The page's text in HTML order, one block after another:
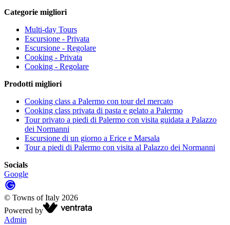
Categorie migliori
Multi-day Tours
Escursione - Privata
Escursione - Regolare
Cooking - Privata
Cooking - Regolare
Prodotti migliori
Cooking class a Palermo con tour del mercato
Cooking class privata di pasta e gelato a Palermo
Tour privato a piedi di Palermo con visita guidata a Palazzo
dei Normanni
Escursione di un giorno a Erice e Marsala
Tour a piedi di Palermo con visita al Palazzo dei Normanni
Socials
Google
© Towns of Italy 2026
Powered by
Admin